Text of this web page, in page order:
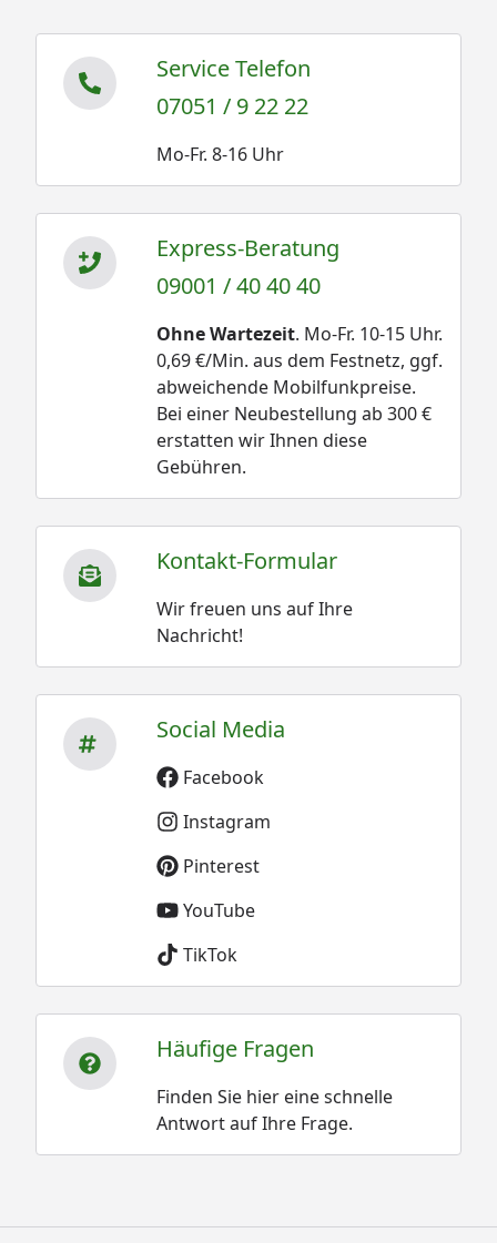
Service Telefon
07051 / 9 22 22
Mo-Fr. 8-16 Uhr
Express-Beratung
09001 / 40 40 40
Ohne Wartezeit. Mo-Fr. 10-15 Uhr.
0,69 €/Min. aus dem Festnetz, ggf.
abweichende Mobilfunkpreise.
Bei einer Neubestellung ab 300 €
erstatten wir Ihnen diese
Gebühren.
Kontakt-Formular
Wir freuen uns auf Ihre
Nachricht!
Social Media
Facebook
Instagram
Pinterest
YouTube
TikTok
Häufige Fragen
Finden Sie hier eine schnelle
Antwort auf Ihre Frage.